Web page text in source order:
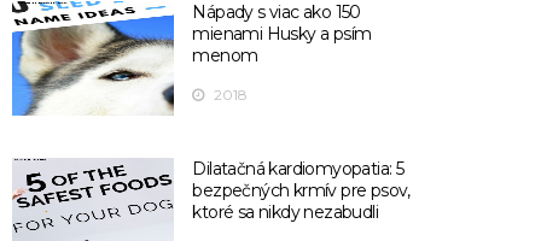
Nápady s viac ako 150
mienami Husky a psím
menom
2018
Dilatačná kardiomyopatia: 5
bezpečných krmív pre psov,
ktoré sa nikdy nezabudli